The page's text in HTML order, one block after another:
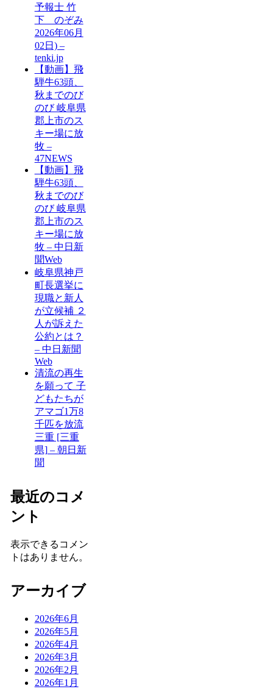
予報士 竹
下 のぞみ
2026年06月
02日) –
tenki.jp
【動画】飛
騨牛63頭、
秋までのび
のび 岐阜県
郡上市のス
キー場に放
牧 –
47NEWS
【動画】飛
騨牛63頭、
秋までのび
のび 岐阜県
郡上市のス
キー場に放
牧 – 中日新
聞Web
岐阜県神戸
町長選挙に
現職と新人
が立候補 ２
人が訴えた
公約とは？
– 中日新聞
Web
清流の再生
を願って 子
どもたちが
アマゴ1万8
千匹を放流
三重 [三重
県] – 朝日新
聞
最近のコメ
ント
表示できるコメン
トはありません。
アーカイブ
2026年6月
2026年5月
2026年4月
2026年3月
2026年2月
2026年1月